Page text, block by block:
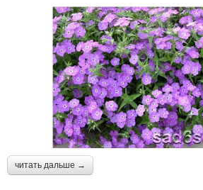
читать дальше →